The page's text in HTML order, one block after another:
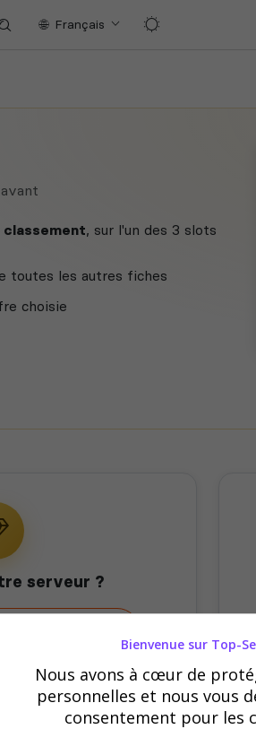
Français
classement, sur l'un des 3 slots
toutes les autres fiches
choisie
serveur ?
serveur
Bienvenue sur Top-
Nous avons à cœur de
personnelles et nous vous
consentement pour les